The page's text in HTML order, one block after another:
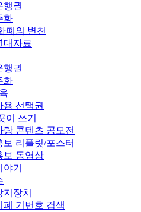
행권
화
폐의 변천
대자료
행권
화
용 선택권
이 쓰기
랑 콘텐츠 공모전
보 리플릿/포스터
보 동영상
기
장치
폐 기번호 검색